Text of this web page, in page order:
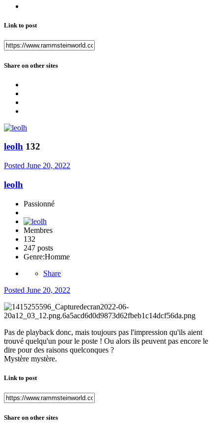
Link to post
Share on other sites
leolh 132
Posted June 20, 2022
leolh
Passionné
Membres
132
247 posts
Genre:Homme
Share
Posted June 20, 2022
Pas de playback donc, mais toujours pas l'impression qu'ils aient
trouvé quelqu'un pour le poste ! Ou alors ils peuvent pas encore le
dire pour des raisons quelconques ?
Mystère mystère.
Link to post
Share on other sites